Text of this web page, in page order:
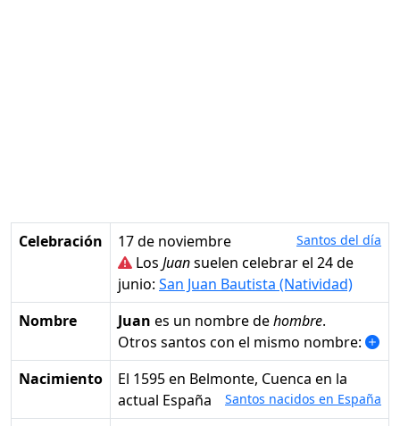
Celebración 17 de noviembre Santos del día
Los Juansuelen celebrar el 24 de
junio: San Juan Bautista (Natividad)
Nombre
Juan es un nombre dehombre.
Otros santos con el mismo nombre:
Nacimiento
el 1595 en Belmonte, Cuenca en la
actual España
Santos nacidos en España